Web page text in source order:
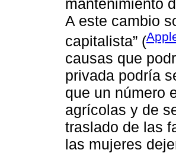
A este cambio
capitalista” (
causas que
privada podría
que un número
agrícolas y de
traslado de las
las mujeres